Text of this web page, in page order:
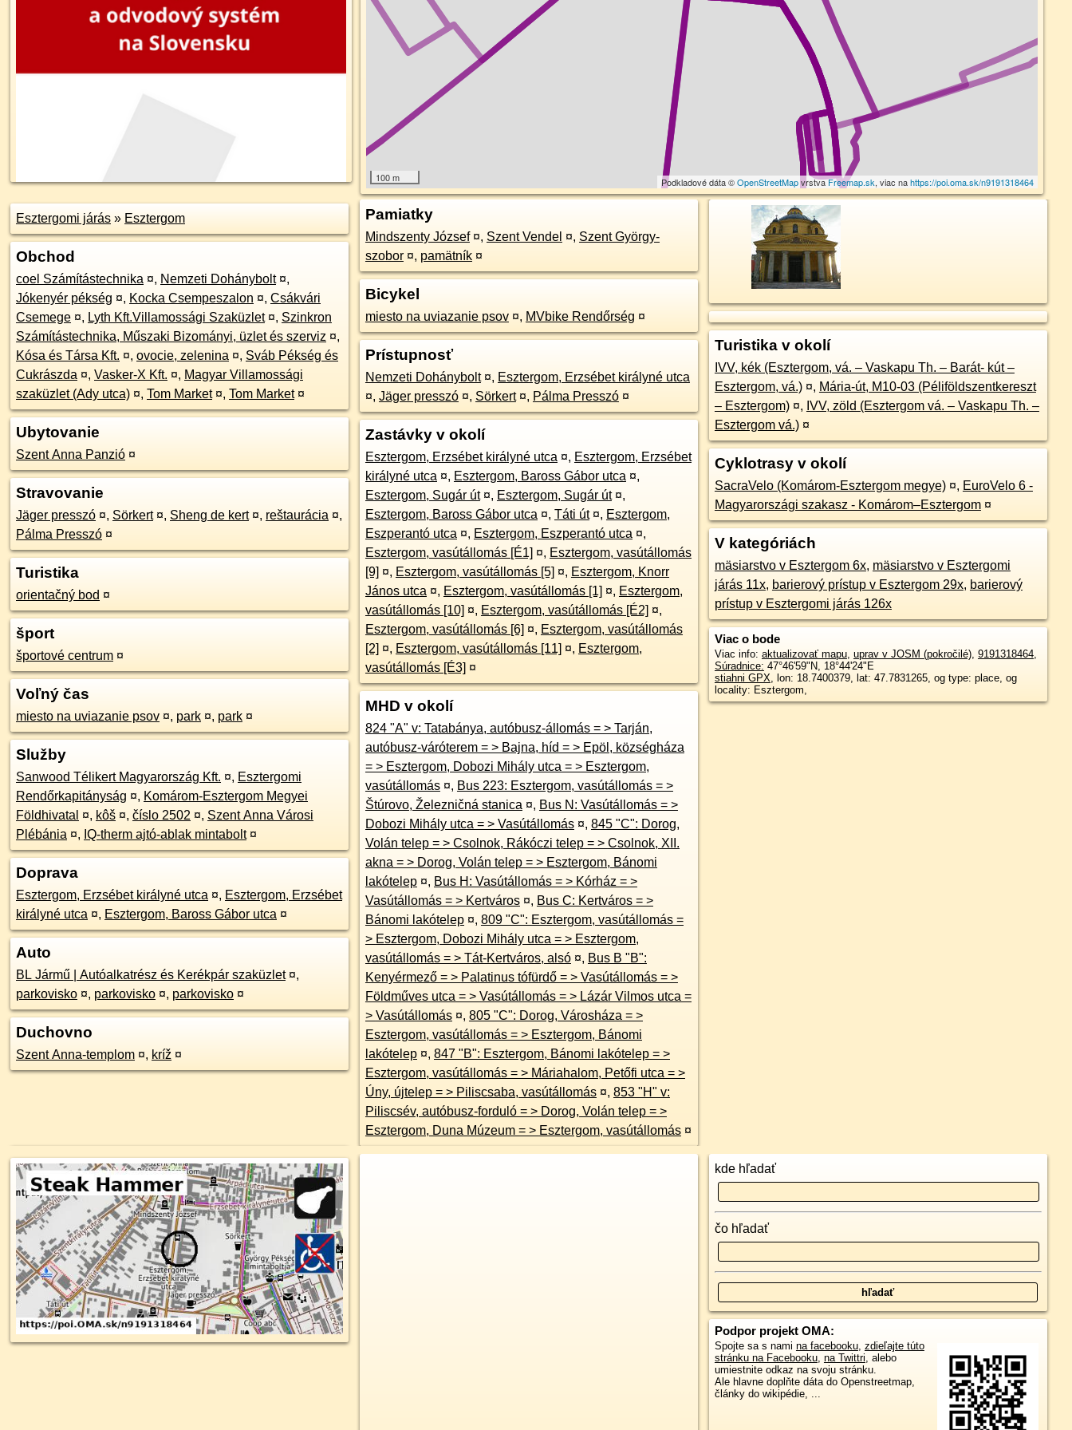
100 m Podkladové dáta ©OpenStreetMapvrstvaFreemap.sk, viac nahttps://poi.oma.sk/n9191318464
Esztergomi járás » Esztergom
Obchod
coel Számítástechnika ¤, Nemzeti Dohánybolt ¤,
Jókenyér pékség ¤, Kocka Csempeszalon ¤, Csákvári
Csemege ¤, Lyth Kft.Villamossági Szaküzlet ¤, Szinkron
Számítástechnika, Műszaki Bizományi, üzlet és szerviz ¤,
Kósa és Társa Kft. ¤, ovocie, zelenina ¤, Sváb Pékség és
Cukrászda ¤, Vasker-X Kft. ¤, Magyar Villamossági
szaküzlet (Ady utca) ¤, Tom Market ¤, Tom Market ¤
Ubytovanie
Szent Anna Panzió ¤
Stravovanie
Jäger presszó ¤, Sörkert ¤, Sheng de kert ¤, reštaurácia ¤,
Pálma Presszó ¤
Turistika
orientačný bod ¤
šport
športové centrum ¤
Voľný čas
miesto na uviazanie psov ¤, park ¤, park ¤
Služby
Sanwood Télikert Magyarország Kft. ¤, Esztergomi
Rendőrkapitányság ¤, Komárom-Esztergom Megyei
Földhivatal ¤, kôš ¤, číslo 2502 ¤, Szent Anna Városi
Plébánia ¤, IQ-therm ajtó-ablak mintabolt ¤
Doprava
Esztergom, Erzsébet királyné utca ¤, Esztergom, Erzsébet
királyné utca ¤, Esztergom, Baross Gábor utca ¤
Auto
BL Jármű | Autóalkatrész és Kerékpár szaküzlet ¤,
parkovisko ¤, parkovisko ¤, parkovisko ¤
Duchovno
Szent Anna-templom ¤, kríž ¤
Pamiatky
Mindszenty József ¤, Szent Vendel ¤, Szent György-
szobor ¤, pamätník ¤
Bicykel
miesto na uviazanie psov ¤, MVbike Rendőrség ¤
Prístupnosť
Nemzeti Dohánybolt ¤, Esztergom, Erzsébet királyné utca
¤, Jäger presszó ¤, Sörkert ¤, Pálma Presszó ¤
Zastávky v okolí
Esztergom, Erzsébet királyné utca ¤, Esztergom, Erzsébet
királyné utca ¤, Esztergom, Baross Gábor utca ¤,
Esztergom, Sugár út ¤, Esztergom, Sugár út ¤,
Esztergom, Baross Gábor utca ¤, Táti út ¤, Esztergom,
Eszperantó utca ¤, Esztergom, Eszperantó utca ¤,
Esztergom, vasútállomás [É1] ¤, Esztergom, vasútállomás
[9] ¤, Esztergom, vasútállomás [5] ¤, Esztergom, Knorr
János utca ¤, Esztergom, vasútállomás [1] ¤, Esztergom,
vasútállomás [10] ¤, Esztergom, vasútállomás [É2] ¤,
Esztergom, vasútállomás [6] ¤, Esztergom, vasútállomás
[2] ¤, Esztergom, vasútállomás [11] ¤, Esztergom,
vasútállomás [É3] ¤
MHD v okolí
824 "A" v: Tatabánya, autóbusz-állomás = > Tarján,
autóbusz-váróterem = > Bajna, híd = > Epöl, községháza
= > Esztergom, Dobozi Mihály utca = > Esztergom,
vasútállomás ¤, Bus 223: Esztergom, vasútállomás = >
Štúrovo, Železničná stanica ¤, Bus N: Vasútállomás = >
Dobozi Mihály utca = > Vasútállomás ¤, 845 "C": Dorog,
Volán telep = > Csolnok, Rákóczi telep = > Csolnok, XII.
akna = > Dorog, Volán telep = > Esztergom, Bánomi
lakótelep ¤, Bus H: Vasútállomás = > Kórház = >
Vasútállomás = > Kertváros ¤, Bus C: Kertváros = >
Bánomi lakótelep ¤, 809 "C": Esztergom, vasútállomás =
> Esztergom, Dobozi Mihály utca = > Esztergom,
vasútállomás = > Tát-Kertváros, alsó ¤, Bus B "B":
Kenyérmező = > Palatinus tófürdő = > Vasútállomás = >
Földműves utca = > Vasútállomás = > Lázár Vilmos utca =
> Vasútállomás ¤, 805 "C": Dorog, Városháza = >
Esztergom, vasútállomás = > Esztergom, Bánomi
lakótelep ¤, 847 "B": Esztergom, Bánomi lakótelep = >
Esztergom, vasútállomás = > Máriahalom, Petőfi utca = >
Úny, újtelep = > Piliscsaba, vasútállomás ¤, 853 "H" v:
Piliscsév, autóbusz-forduló = > Dorog, Volán telep = >
Esztergom, Duna Múzeum = > Esztergom, vasútállomás ¤
Turistika v okolí
IVV, kék (Esztergom, vá. – Vaskapu Th. – Barát- kút –
Esztergom, vá.) ¤, Mária-út, M10-03 (Péliföldszentkereszt
– Esztergom) ¤, IVV, zöld (Esztergom vá. – Vaskapu Th. –
Esztergom vá.) ¤
Cyklotrasy v okolí
SacraVelo (Komárom-Esztergom megye) ¤, EuroVelo 6 -
Magyarországi szakasz - Komárom–Esztergom ¤
V kategóriách
mäsiarstvo v Esztergom 6x, mäsiarstvo v Esztergomi
járás 11x, barierový prístup v Esztergom 29x, barierový
prístup v Esztergomi járás 126x
Viac o bode
Viac info: aktualizovať mapu, uprav v JOSM (pokročilé), 9191318464,
Súradnice: 47°46'59"N, 18°44'24"E
stiahni GPX, lon: 18.7400379, lat: 47.7831265, og type: place, og
locality: Esztergom,
kde hľadať
čo hľadať
Podpor projekt OMA:
Spojte sa s nami na facebooku, zdieľajte túto
stránku na Facebooku, na Twittri, alebo
umiestnite odkaz na svoju stránku.
Ale hlavne doplňte dáta do Openstreetmap,
články do wikipédie, ...